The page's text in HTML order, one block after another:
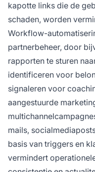
kapotte links die de
schaden, worden
Workflow-
partnerbeheer, door
rapporten te sturen
identificeren voor
signaleren voor
aangestuurde
mails,
basis van triggers en
vermindert